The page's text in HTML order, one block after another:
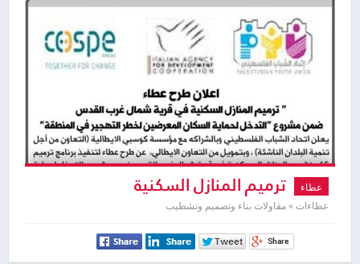
عطاء ترميم المنازل السكنية
عطاءات » مقاولات بناء وتصميم وتشطيب